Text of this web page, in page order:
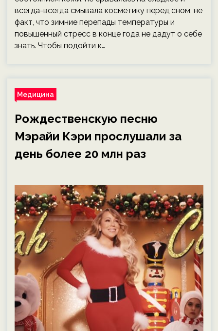
всегда-всегда смывала косметику перед сном, не
факт, что зимние перепады температуры и
повышенный стресс в конце года не дадут о себе
знать. Чтобы подойти к…
Медицина
Рождественскую песню
Мэрайи Кэри прослушали за
день более 20 млн раз